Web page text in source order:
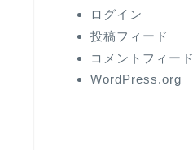
ログイン
投稿フィード
コメントフィード
WordPress.org